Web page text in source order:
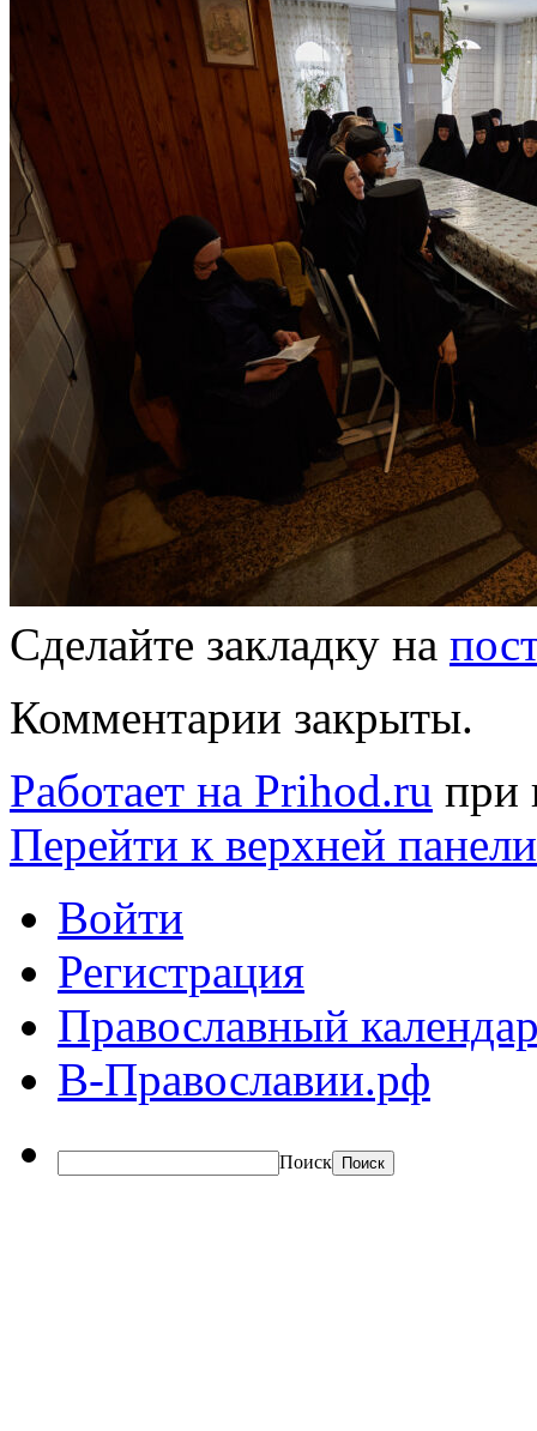
Сделайте закладку на
Комментарии закрыты.
Работает на Prihod.ru при
Перейти к верхней панели
Войти
Регистрация
Православный
В-Православии.рф
Поиск